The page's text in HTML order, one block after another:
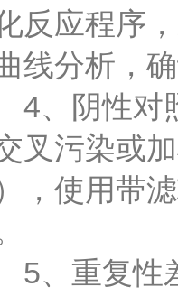
反应程序
线分析，
阴性对照
叉污染或
，使用带
重复性差